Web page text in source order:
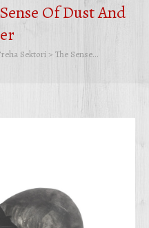
Of Dust And
Sektori > The Sense…